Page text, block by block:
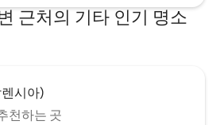
you might
coffee
I also provide
such as
básicos
dos sillas) para
근처의 기타 인기 명소
시아)
천하는 곳